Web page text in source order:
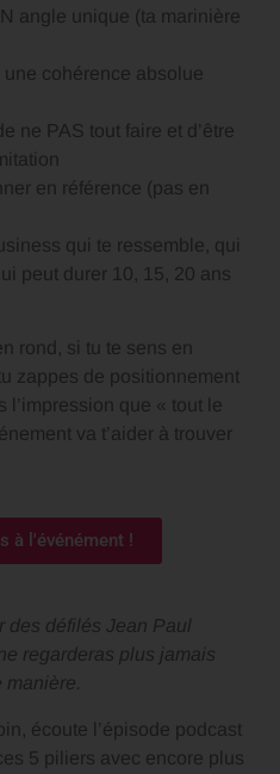
angle unique (ta marinière
cohérence absolue
ne PAS tout faire et d’être
en référence (pas en
qui te ressemble, qui
peut durer 10, 15, 20 ans
rond, si tu te sens en
zappes de positionnement
l’impression que « tout le
va t’aider à trouver
à l'événément !
des défilés Jean Paul
regarderas plus jamais
écoute l’épisode podcast
5 piliers avec encore plus